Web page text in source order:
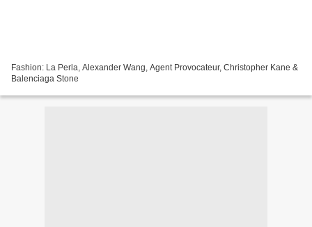
Fashion: La Perla, Alexander Wang, Agent Provocateur, Christopher Kane &
Balenciaga Stone